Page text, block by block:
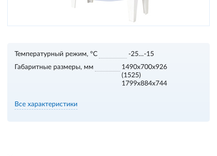
Температурный режим, °С
-25…-15
Габаритные размеры, мм
1490х700х926
(1525)
1799х884х744
Все характеристики